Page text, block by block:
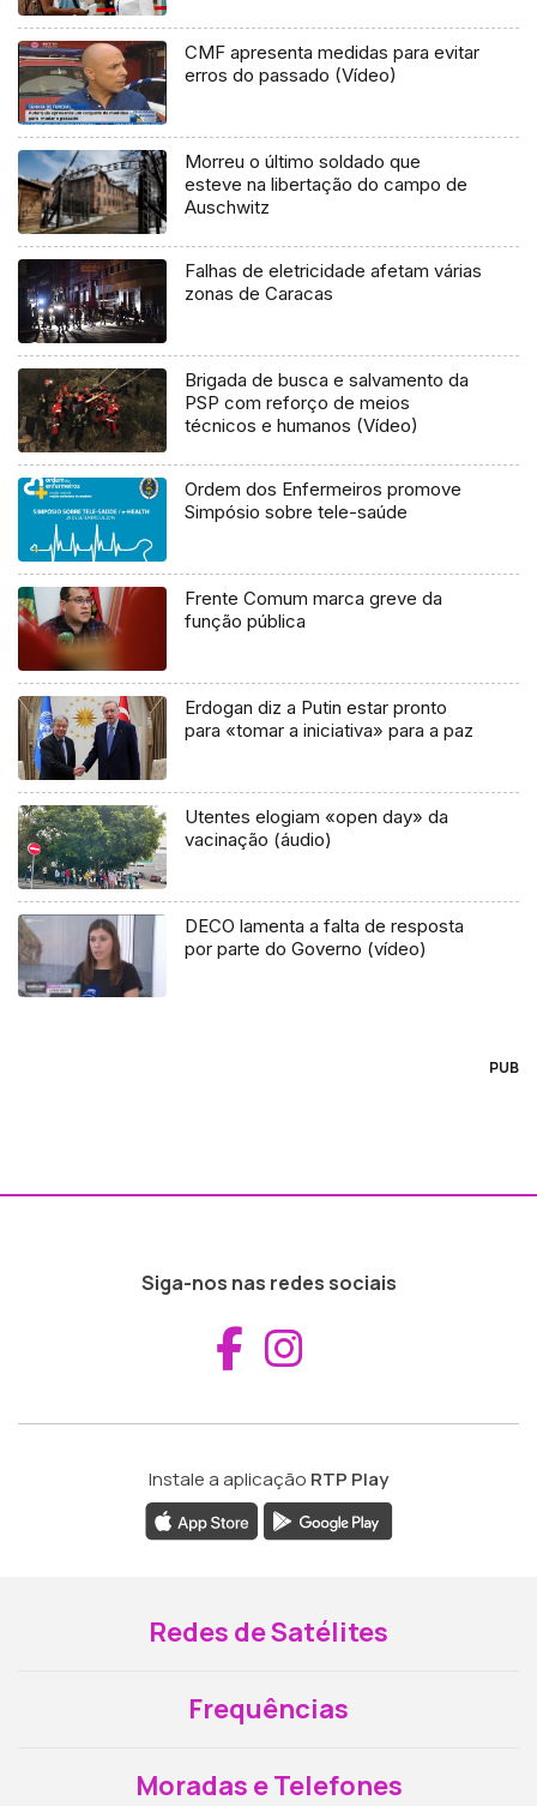
CMF apresenta medidas para evitar
erros do passado (Vídeo)
Morreu o último soldado que
esteve na libertação do campo de
Auschwitz
Falhas de eletricidade afetam várias
zonas de Caracas
Brigada de busca e salvamento da
PSP com reforço de meios
técnicos e humanos (Vídeo)
Ordem dos Enfermeiros promove
Simpósio sobre tele-saúde
Frente Comum marca greve da
função pública
Erdogan diz a Putin estar pronto
para «tomar a iniciativa» para a paz
Utentes elogiam «open day» da
vacinação (áudio)
DECO lamenta a falta de resposta
por parte do Governo (vídeo)
PUB
Siga-nos nas redes sociais
Aceder ao
Instale a aplicação RTP Play
Redes de Satélites
Frequências
Moradas e Telefones